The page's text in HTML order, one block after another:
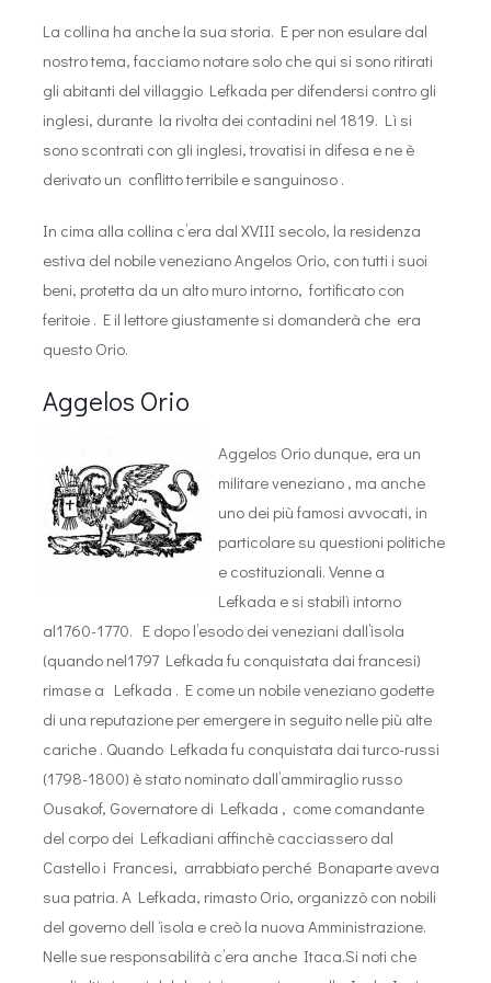
La collina ha anche la sua storia. E per non esulare dal
nostro tema, facciamo notare solo che qui si sono ritirati
gli abitanti del villaggio Lefkada per difendersi contro gli
inglesi, durante la rivolta dei contadini nel 1819. Lì si
sono scontrati con gli inglesi, trovatisi in difesa e ne è
derivato un conflitto terribile e sanguinoso .
In cima alla collina c’era dal XVIII secolo, la residenza
estiva del nobile veneziano Angelos Orio, con tutti i suoi
beni, protetta da un alto muro intorno, fortificato con
feritoie . E il lettore giustamente si domanderà che era
questo Orio.
Aggelos Orio
Aggelos Orio dunque, era un
militare veneziano , ma anche
uno dei più famosi avvocati, in
particolare su questioni politiche
e costituzionali. Venne a
Lefkada e si stabilì intorno
al1760-1770. E dopo l’esodo dei veneziani dall’isola
(quando nel1797 Lefkada fu conquistata dai francesi)
rimase a Lefkada . E come un nobile veneziano godette
di una reputazione per emergere in seguito nelle più alte
cariche . Quando Lefkada fu conquistata dai turco-russi
(1798-1800) è stato nominato dall’ammiraglio russo
Ousakof, Governatore di Lefkada , come comandante
del corpo dei Lefkadiani affinchè cacciassero dal
Castello i Francesi, arrabbiato perché Bonaparte aveva
sua patria. A Lefkada, rimasto Orio, organizzò con nobili
del governo dell ‘isola e creò la nuova Amministrazione.
Nelle sue responsabilità c’era anche Itaca.Si noti che